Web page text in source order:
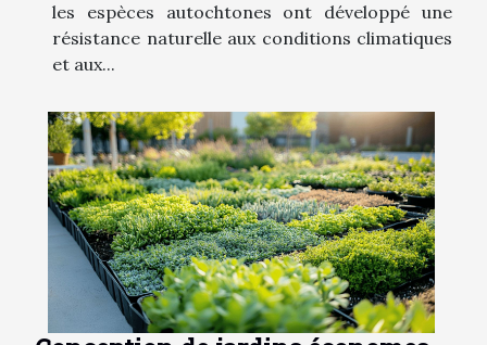
les espèces autochtones ont développé une
résistance naturelle aux conditions climatiques
et aux...